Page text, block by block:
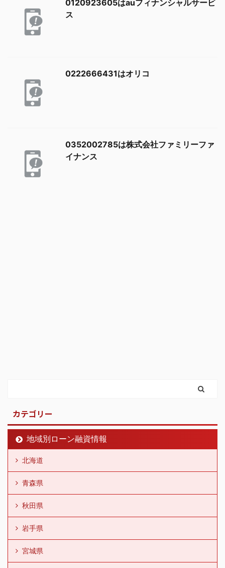
0120923605はauフィナンシャルサービ
ス
0222666431はオリコ
0352002785は株式会社ファミリーファ
イナンス
カテゴリー
地域別ローン融資情報
北海道
青森県
秋田県
岩手県
宮城県